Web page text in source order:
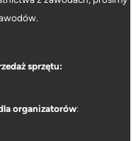
sprzętu:
organizatorów: